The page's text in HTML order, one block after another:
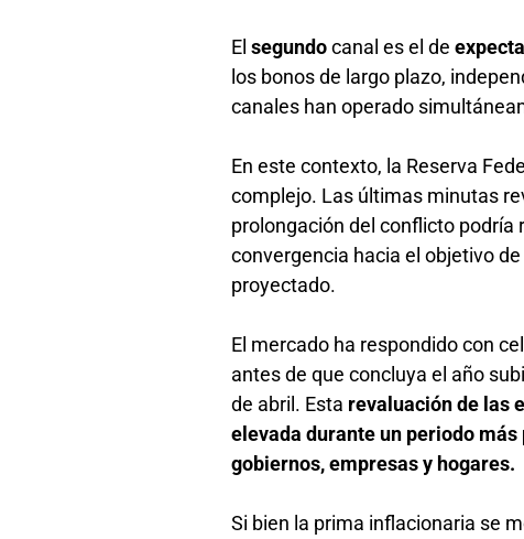
Elsegundocanal es el de
los bonos de largo plazo,
canales han operado
En este contexto, la Reserva
complejo. Las últimas minutas
prolongación del conflicto podría
convergencia hacia el objetivo
proyectado.
El mercado ha respondido con
antes de que concluya el año
de abril. Esta revaluación de las
elevada durante un periodo
gobiernos, empresas y hogares.
Si bien la prima inflacionaria se